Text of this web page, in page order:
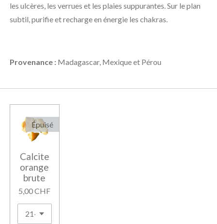
les ulcères, les verrues et les plaies suppurantes. Sur le plan
subtil, purifie et recharge en énergie les chakras.
Provenance : Madagascar, Mexique et Pérou
Épuisé
Calcite
orange
brute
5,00 CHF